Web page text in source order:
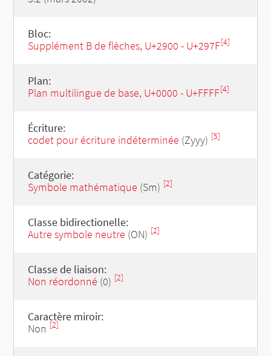
Bloc:
Supplément B de flèches, U+2900 - U+297F[4]
Plan:
Plan multilingue de base, U+0000 - U+FFFF[4]
Écriture:
codet pour écriture indéterminée (Zyyy) [5]
Catégorie:
Symbole mathématique (Sm) [2]
Classe bidirectionelle:
Autre symbole neutre (ON) [2]
Classe de liaison:
Non réordonné (0) [2]
Caractère miroir:
Non [2]